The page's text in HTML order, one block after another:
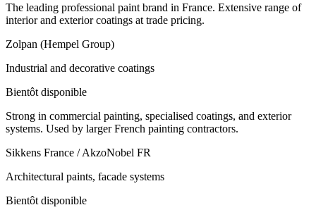
The leading professional paint brand in France. Extensive range of
interior and exterior coatings at trade pricing.
Zolpan (Hempel Group)
Industrial and decorative coatings
Bientôt disponible
Strong in commercial painting, specialised coatings, and exterior
systems. Used by larger French painting contractors.
Sikkens France / AkzoNobel FR
Architectural paints, facade systems
Bientôt disponible